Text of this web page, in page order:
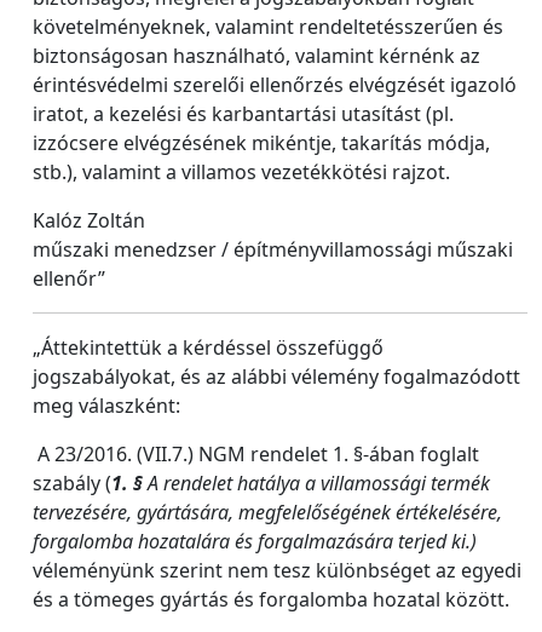
követelményeknek, valamint rendeltetésszerűen és
biztonságosan használható, valamint kérnénk az
érintésvédelmi szerelői ellenőrzés elvégzését igazoló
iratot, a kezelési és karbantartási utasítást (pl.
izzócsere elvégzésének mikéntje, takarítás módja,
stb.), valamint a villamos vezetékkötési rajzot.
Kalóz Zoltán
műszaki menedzser / építményvillamossági műszaki
ellenőr”
„Áttekintettük a kérdéssel összefüggő
jogszabályokat, és az alábbi vélemény fogalmazódott
meg válaszként:
A 23/2016. (VII.7.) NGM rendelet 1. §-ában foglalt
szabály (1. §A rendelet hatálya a villamossági termék
tervezésére, gyártására, megfelelőségének értékelésére,
forgalomba hozatalára és forgalmazására terjed ki.)
véleményünk szerint nem tesz különbséget az egyedi
és a tömeges gyártás és forgalomba hozatal között.